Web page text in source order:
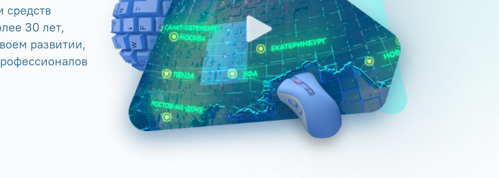
средств
30 лет,
развитии,